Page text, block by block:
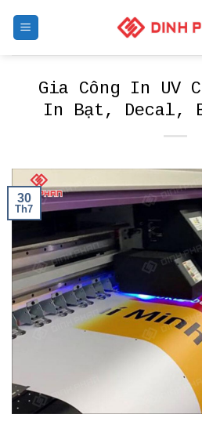
Gia Công In UV
In Bạt, Decal,
30
Th7